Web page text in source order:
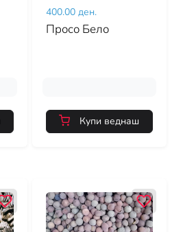
400.00 ден.
Просо Бело
Купи веднаш